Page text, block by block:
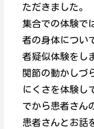
ただきました。
集合での体験で
者の身体につい
者疑似体験をし
関節の動かしづ
にくさを体験し
でから患者さん
患者さんとお話